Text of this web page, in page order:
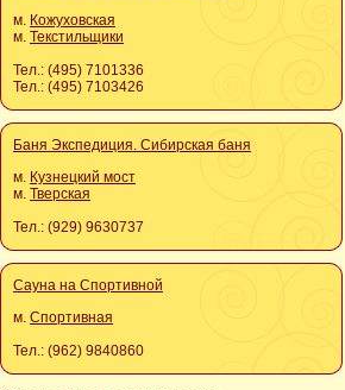
м. Кожуховская
м. Текстильщики
Тел.: (495) 7101336
Тел.: (495) 7103426
Баня Экспедиция. Сибирская баня
м. Кузнецкий мост
м. Тверская
Тел.: (929) 9630737
Сауна на Спортивной
м. Спортивная
Тел.: (962) 9840860